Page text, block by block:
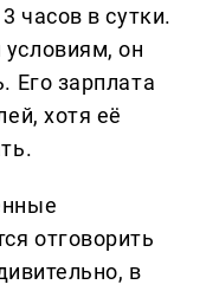
часов в сутки.
он
Его зарплата
хотя её
отговорить
в